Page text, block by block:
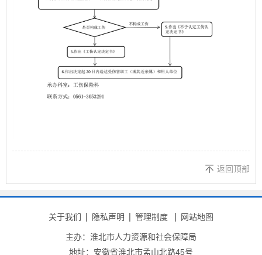
返回顶部
关于我们 隐私声明 管理制度 网站地图
主办：淮北市人力资源和社会保障局
地址：安徽省淮北市孟山北路45号